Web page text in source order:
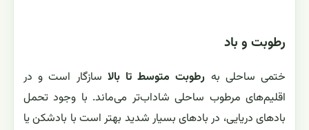
رطوبت و باد
ختمی ساحلی به رطوبت متوسط تا بالا سازگار است و در
اقلیم‌های مرطوب ساحلی شاداب‌تر می‌ماند. با وجود تحمل
بادهای دریایی، در بادهای بسیار شدید بهتر است با بادشکن یا